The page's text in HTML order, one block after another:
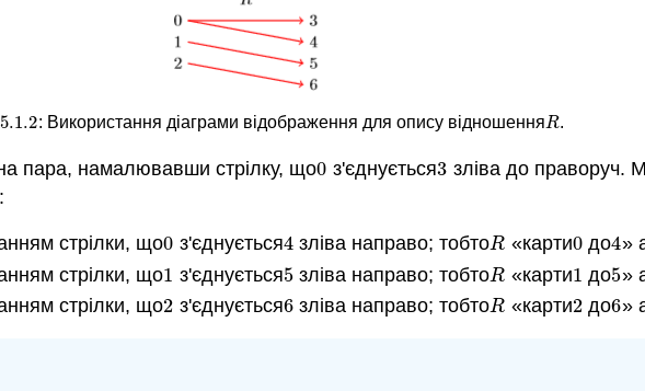
5.1.2
5.1.2: Використання діаграми відображення для опису відношенняR
R.
пара, намалювавши стрілку, що0
0 з'єднується3
3 зліва до праворуч.
стрілки, що0
0 з'єднується4
4 зліва направо; тобтоR
R «карти0
0 до4
4»
стрілки, що1
1 з'єднується5
5 зліва направо; тобтоR
R «карти1
1 до5
5»
стрілки, що2
2 з'єднується6
6 зліва направо; тобтоR
R «карти2
2 до6
6»